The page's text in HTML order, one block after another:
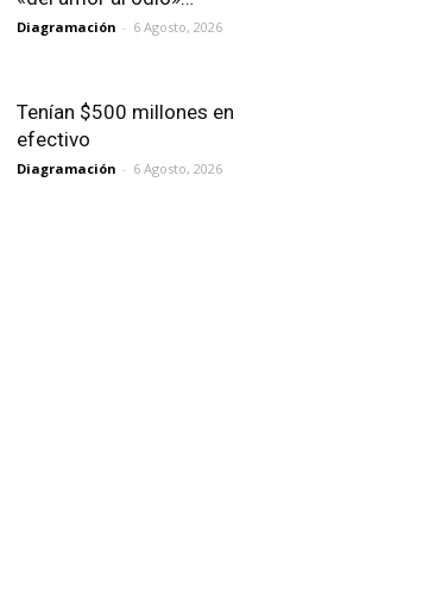
Diagramación - 6 Agosto, 2026
Tenían $500 millones en
efectivo
Diagramación - 6 Agosto, 2026